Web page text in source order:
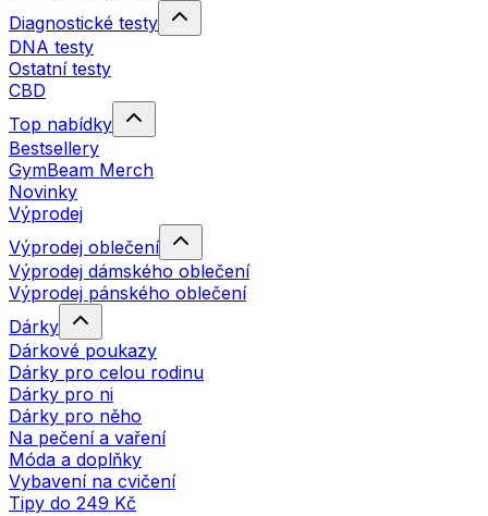
Diagnostické testy
DNA testy
Ostatní testy
CBD
Top nabídky
Bestsellery
GymBeam Merch
Novinky
Výprodej
Výprodej oblečení
Výprodej dámského oblečení
Výprodej pánského oblečení
Dárky
Dárkové poukazy
Dárky pro celou rodinu
Dárky pro ni
Dárky pro něho
Na pečení a vaření
Móda a doplňky
Vybavení na cvičení
Tipy do 249 Kč